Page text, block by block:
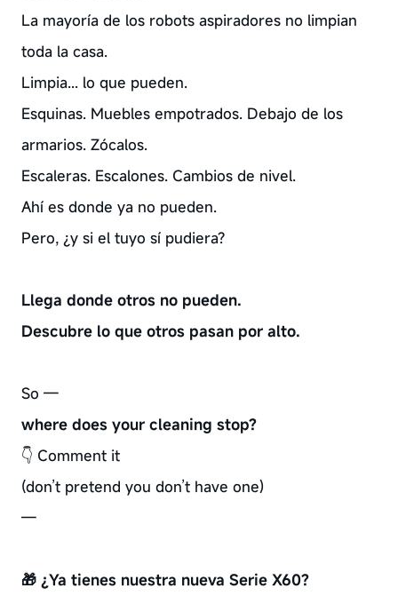
La mayoría de los robots aspiradores no limpian
toda la casa.
Limpia... lo que pueden.
Esquinas. Muebles empotrados. Debajo de los
armarios. Zócalos.
Escaleras. Escalones. Cambios de nivel.
Ahí es donde ya no pueden.
Pero, ¿y si el tuyo sí pudiera?
Llega donde otros no pueden.
Descubre lo que otros pasan por alto.
So —
where does your cleaning stop?
👇 Comment it
(don’t pretend you don’t have one)
—
🎁 ¿Ya tienes nuestra nueva Serie X60?